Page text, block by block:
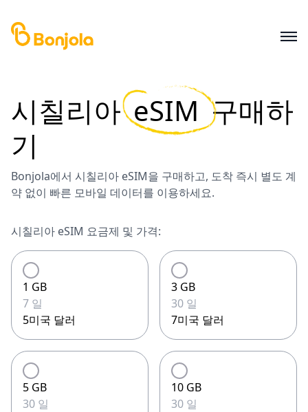
시칠리아 eSIM 구매하
기
Bonjola에서 시칠리아 eSIM을 구매하고, 도착 즉시 별도 계
약 없이 빠른 모바일 데이터를 이용하세요.
시칠리아 eSIM 요금제 및 가격:
1 GB
7 일
5미국 달러
3 GB
30 일
7미국 달러
5 GB
30 일
10 GB
30 일